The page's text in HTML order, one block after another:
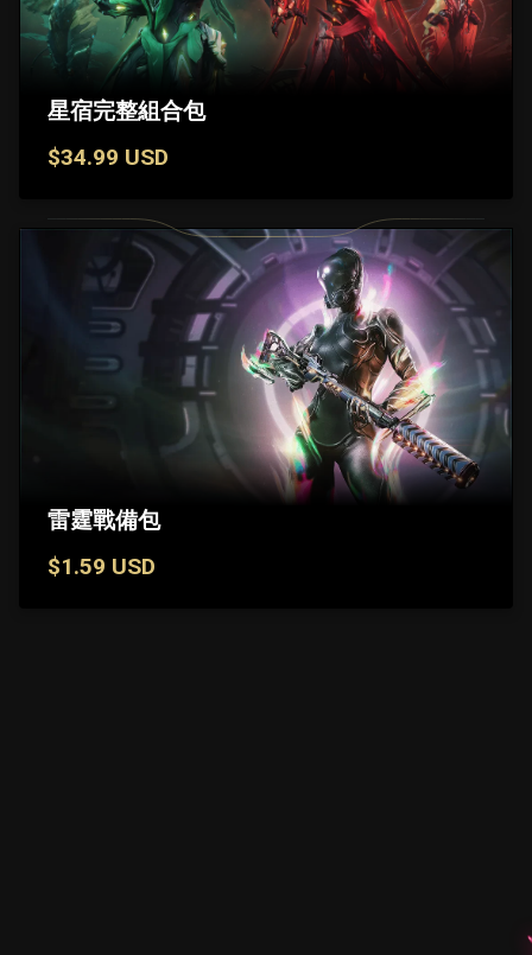
星宿完整組合包
$34.99 USD
雷霆戰備包
$1.59 USD